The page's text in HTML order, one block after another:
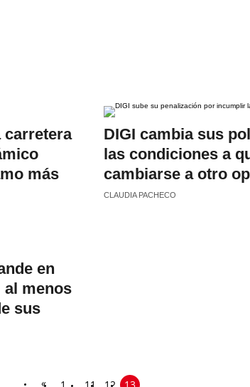
carretera
más
DIGI cambia sus
las condiciones a
cambiarse a otro
CLAUDIA PACHECO
en
al menos
sus
«